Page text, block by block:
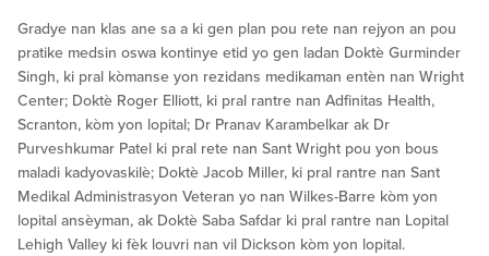
Gradye nan klas ane sa a ki gen plan pou rete nan rejyon an pou
pratike medsin oswa kontinye etid yo gen ladan Doktè Gurminder
Singh, ki pral kòmanse yon rezidans medikaman entèn nan Wright
Center; Doktè Roger Elliott, ki pral rantre nan Adfinitas Health,
Scranton, kòm yon lopital; Dr Pranav Karambelkar ak Dr
Purveshkumar Patel ki pral rete nan Sant Wright pou yon bous
maladi kadyovaskilè; Doktè Jacob Miller, ki pral rantre nan Sant
Medikal Administrasyon Veteran yo nan Wilkes-Barre kòm yon
lopital ansèyman, ak Doktè Saba Safdar ki pral rantre nan Lopital
Lehigh Valley ki fèk louvri nan vil Dickson kòm yon lopital.